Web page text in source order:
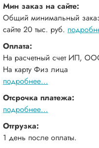
Мин заказ на сайте:
Общий минимальный
сайте 20 тыс. руб.
Оплата:
На расчетный счет ИП,
На карту Физ лица
подробнее...
Отсрочка платежа:
подробнее...
Отгрузка:
1 день после оплаты.